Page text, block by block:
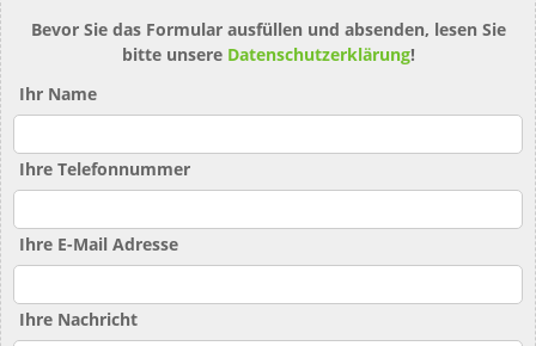
Bevor Sie das Formular ausfüllen und absenden, lesen Sie
bitte unsere Datenschutzerklärung!
Ihr Name
Ihre Telefonnummer
Ihre E-Mail Adresse
Ihre Nachricht